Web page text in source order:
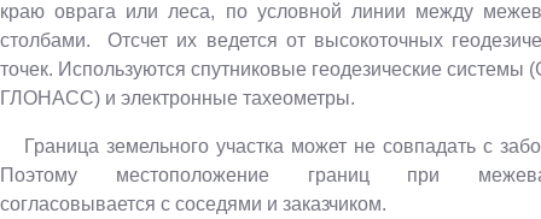
краю оврага или леса, по условной линии между
столбами. Отсчет их ведется от высокоточных
точек. Используются спутниковые геодезические системы
ГЛОНАСС) и электронные тахеометры.
Граница земельного участка может не совпадать с
Поэтому местоположение границ при
согласовывается с соседями и заказчиком.